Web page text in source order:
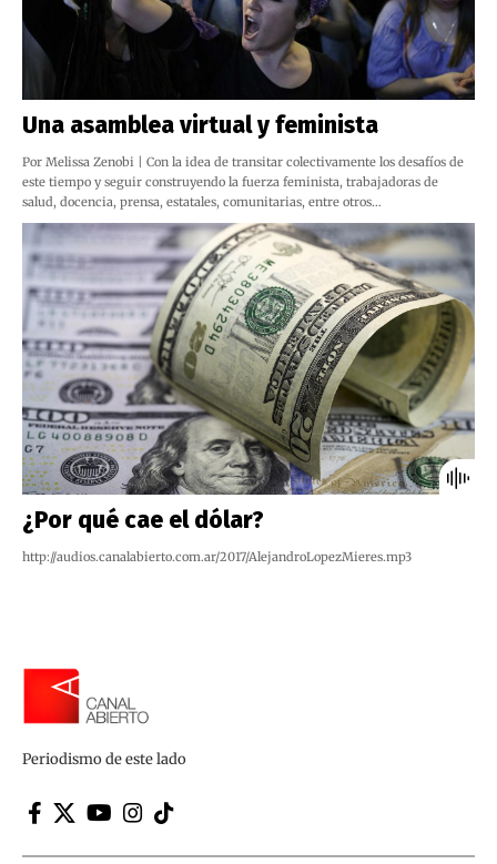
Una asamblea virtual y feminista
Por Melissa Zenobi | Con la idea de transitar colectivamente los desafíos de
este tiempo y seguir construyendo la fuerza feminista, trabajadoras de
salud, docencia, prensa, estatales, comunitarias, entre otros…
¿Por qué cae el dólar?
http://audios.canalabierto.com.ar/2017/AlejandroLopezMieres.mp3
Periodismo de este lado